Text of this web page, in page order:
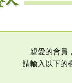
親愛的會員
請輸入以下的